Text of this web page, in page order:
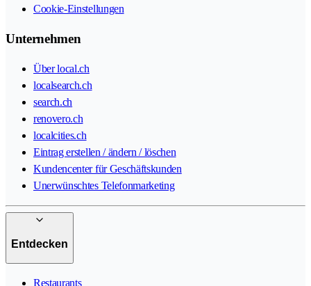
Cookie-Einstellungen
Unternehmen
Über local.ch
localsearch.ch
search.ch
renovero.ch
localcities.ch
Eintrag erstellen / ändern / löschen
Kundencenter für Geschäftskunden
Unerwünschtes Telefonmarketing
Entdecken
Restaurants